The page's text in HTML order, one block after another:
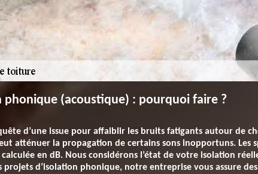
phonique (acoustique) : pourquoi faire ?
d’une issue pour affaiblir les bruits fatigants autour de
atténuer la propagation de certains sons inopportuns. Les
en dB. Nous considérons l’état de votre isolation
d’isolation phonique, notre entreprise vous assure